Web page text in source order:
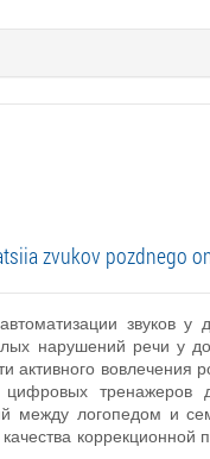
zvukov pozdnego
нарушений речи у
активного
цифровых
между логопедом и